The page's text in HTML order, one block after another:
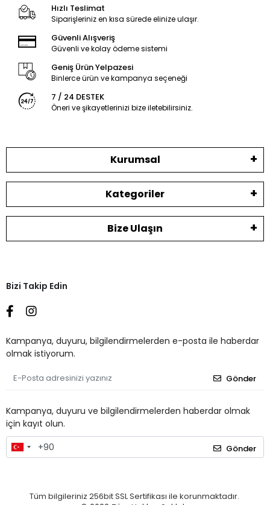
Hızlı Teslimat
Siparişleriniz en kısa sürede elinize ulaşır.
Güvenli Alışveriş
Güvenli ve kolay ödeme sistemi
Geniş Ürün Yelpazesi
Binlerce ürün ve kampanya seçeneği
7 / 24 DESTEK
Öneri ve şikayetlerinizi bize iletebilirsiniz.
Kurumsal
Kategoriler
Bize Ulaşın
Bizi Takip Edin
Kampanya, duyuru, bilgilendirmelerden e-posta ile haberdar
olmak istiyorum.
Gönder
Kampanya, duyuru ve bilgilendirmelerden haberdar olmak
için kayıt olun.
Gönder
Tüm bilgileriniz 256bit SSL Sertifikası ile korunmaktadır.